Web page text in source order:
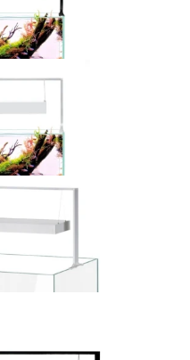
z oświetleniem 2.0
zł
koszyka
60 FOREST SET
zł
60 SNOW SET